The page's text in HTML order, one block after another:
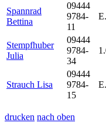
Spannrad
Bettina
09444
9784-
11
Stempfhuber
Julia
09444
9784-
34
Strauch Lisa
09444
9784-
15
drucken nach oben